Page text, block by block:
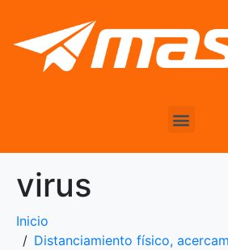
virus
Inicio
Distanciamiento físico,